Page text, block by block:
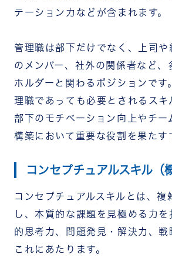
テーション力などが含まれます。
管理職は部下だけでなく、上司や
のメンバー、社外の関係者など、
ホルダーと関わるポジションです
理職であっても必要とされるスキ
部下のモチベーション向上やチー
構築において重要な役割を果たす
コンセプチュアルスキル（
コンセプチュアルスキルとは、複
し、本質的な課題を見極める力を
的思考力、問題発見・解決力、戦
これにあたります。